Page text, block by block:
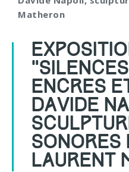
Matheron
ENCRES
DAVIDE
SONORES
LAURENT